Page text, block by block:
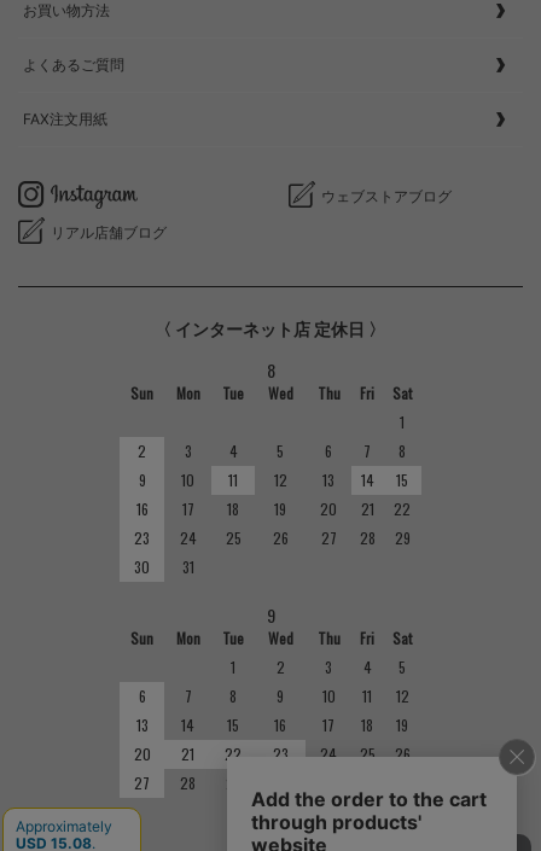
お買い物方法
よくあるご質問
FAX注文用紙
ウェブストアブログ
リアル店舗ブログ
〈 インターネット店 定休日 〉
8
Sun Mon Tue Wed Thu Fri
Sat
1
2
3 4 5 6 7
8
9
10 11 12 13 14
15
16
17 18 19 20 21
22
23
24 25 26 27 28
29
30
31
9
Sun Mon Tue Wed Thu Fri
Sat
1
2 3 4
5
6
7 8 9 10 11
12
13
14 15 16 17 18
19
20
21 22 23 24 25
26
27
28
■ 定休日